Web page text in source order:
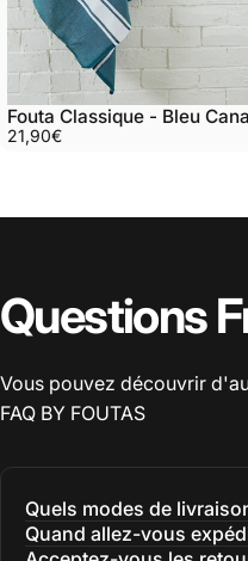
Fouta Classique - Bleu
21,90€
Questions
Vous pouvez découvrir
FAQ BY FOUTAS
Quels modes de
Quand allez-vous